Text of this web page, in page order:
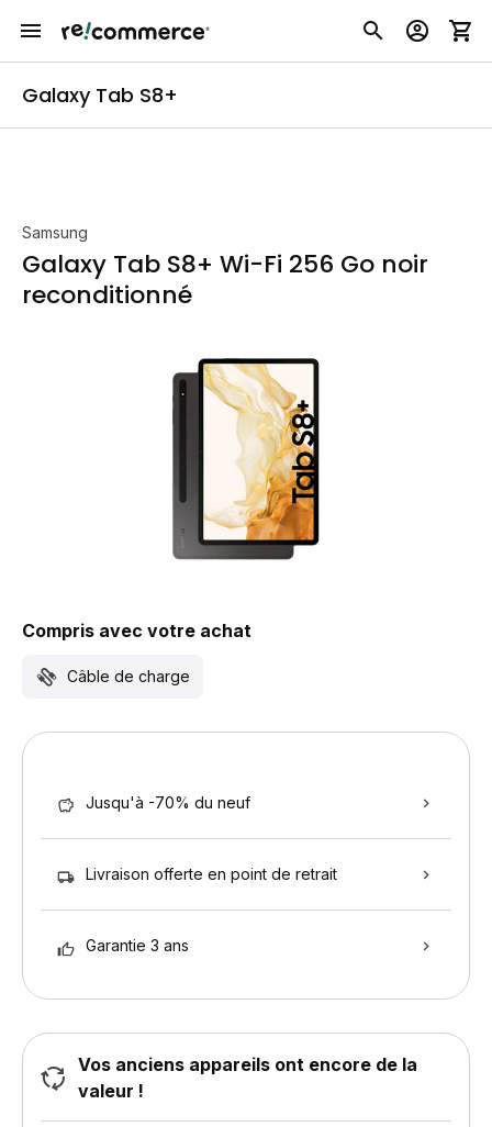
Galaxy Tab S8+
Samsung
Galaxy Tab S8+ Wi-Fi 256 Go noir
reconditionné
Compris avec votre achat
Câble de charge
Jusqu'à -70% du neuf
Livraison offerte en point de retrait
Garantie 3 ans
Vos anciens appareils ont encore de la
valeur !